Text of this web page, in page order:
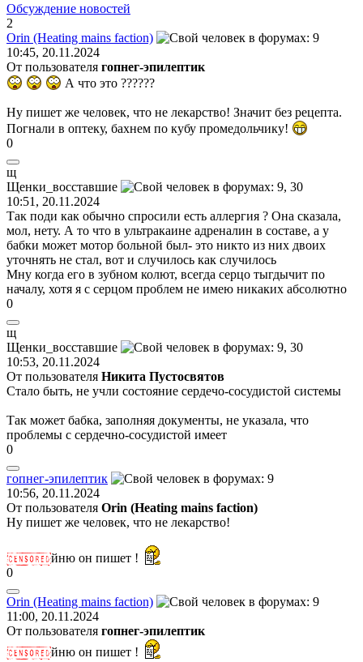
Обсуждение новостей
2
Orin (Heating mains faction)
10:45, 20.11.2024
От пользователя гопнег-эпилептик
А что это ??????
Ну пишет же человек, что не лекарство! Значит без рецепта.
Погнали в оптеку, бахнем по кубу промедольчику!
0
щ
Щенки восставшие
10:51, 20.11.2024
Так поди как обычно спросили есть аллергия ? Она сказала,
мол, нету. А то что в ультракаине адреналин в составе, а у
бабки может мотор больной был- это никто из них двоих
уточнять не стал, вот и случилось как случилось
Мну когда его в зубном колют, всегда серцо тыгдычит по
началу, хотя я с серцом проблем не имею никаких абсолютно
0
щ
Щенки восставшие
10:53, 20.11.2024
От пользователя Никита Пустосвятов
Стало быть, не учли состояние сердечо-сосудистой системы
Так может бабка, заполняя документы, не указала, что
проблемы с сердечно-сосудистой имеет
0
гопнег-эпилептик
10:56, 20.11.2024
От пользователя Orin (Heating mains faction)
Ну пишет же человек, что не лекарство!
йню он пишет !
0
Orin (Heating mains faction)
11:00, 20.11.2024
От пользователя гопнег-эпилептик
йню он пишет !